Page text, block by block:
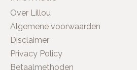
Over Lillou
Algemene voorwaarden
Disclaimer
Privacy Policy
Betaalmethoden